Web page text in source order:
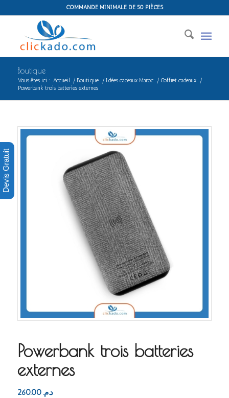
COMMANDE MINIMALE DE 50 PIÈCES
Boutique
Vous êtes ici : Accueil / Boutique / Idées cadeaux Maroc / Coffret cadeaux
/
Powerbank trois batteries externes
Powerbank trois batteries
externes
د.م. 260.00
Devis Gratuit